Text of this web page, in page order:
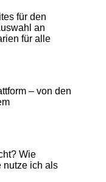
für den
an
für alle
– von den
Wie
nutze ich als